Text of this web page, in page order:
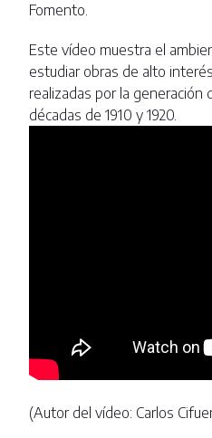
Fomento.
Este vídeo muestra el
estudiar obras de alto
realizadas por la
décadas de 1910 y 1920.
(Autor del vídeo: Carlos